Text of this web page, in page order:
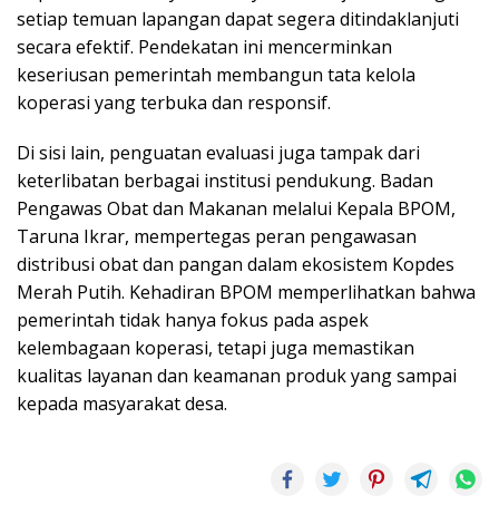
setiap temuan lapangan dapat segera ditindaklanjuti
secara efektif. Pendekatan ini mencerminkan
keseriusan pemerintah membangun tata kelola
koperasi yang terbuka dan responsif.
Di sisi lain, penguatan evaluasi juga tampak dari
keterlibatan berbagai institusi pendukung. Badan
Pengawas Obat dan Makanan melalui Kepala BPOM,
Taruna Ikrar, mempertegas peran pengawasan
distribusi obat dan pangan dalam ekosistem Kopdes
Merah Putih. Kehadiran BPOM memperlihatkan bahwa
pemerintah tidak hanya fokus pada aspek
kelembagaan koperasi, tetapi juga memastikan
kualitas layanan dan keamanan produk yang sampai
kepada masyarakat desa.